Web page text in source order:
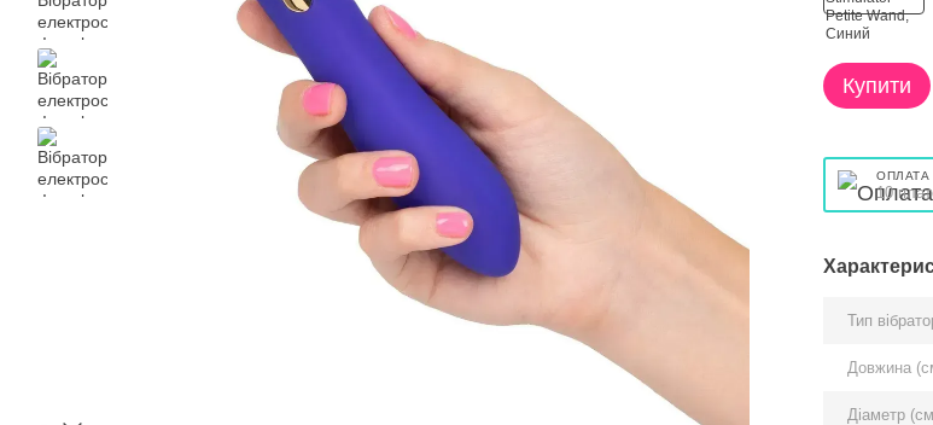
Купити
ОПЛАТА
10
Тип
Довжина
Діаметр